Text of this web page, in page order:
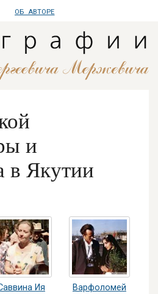
ОБ АВТОРЕ
и
в Якутии
Ия
Варфоломей